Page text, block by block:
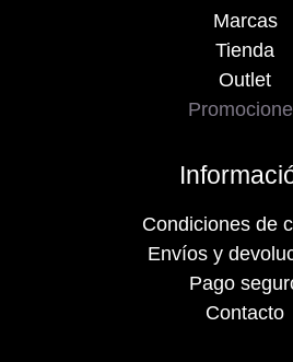
Marcas
Tienda
Outlet
Condiciones de
Envíos y
Pago
Contacto